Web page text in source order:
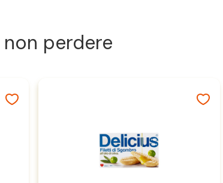
perdere